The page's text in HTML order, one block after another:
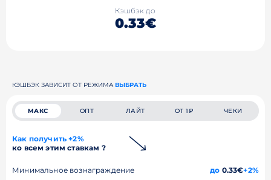
Кэшбэк до
0.33€
КЭШБЭК ЗАВИСИТ ОТ РЕЖИМА ВЫБРАТЬ
МАКС ОПТ ЛАЙТ ОТ 1₽ ЧЕКИ
Как получить +2%
ко всем этим ставкам ?
Минимальное вознаграждение до 0.33€+2%